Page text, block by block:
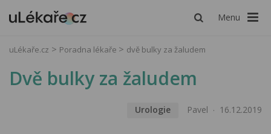
Menu
uLékaře.cz Poradna lékaře dvě bulky za žaludem
Dvě bulky za žaludem
Urologie Pavel 16.12.2019